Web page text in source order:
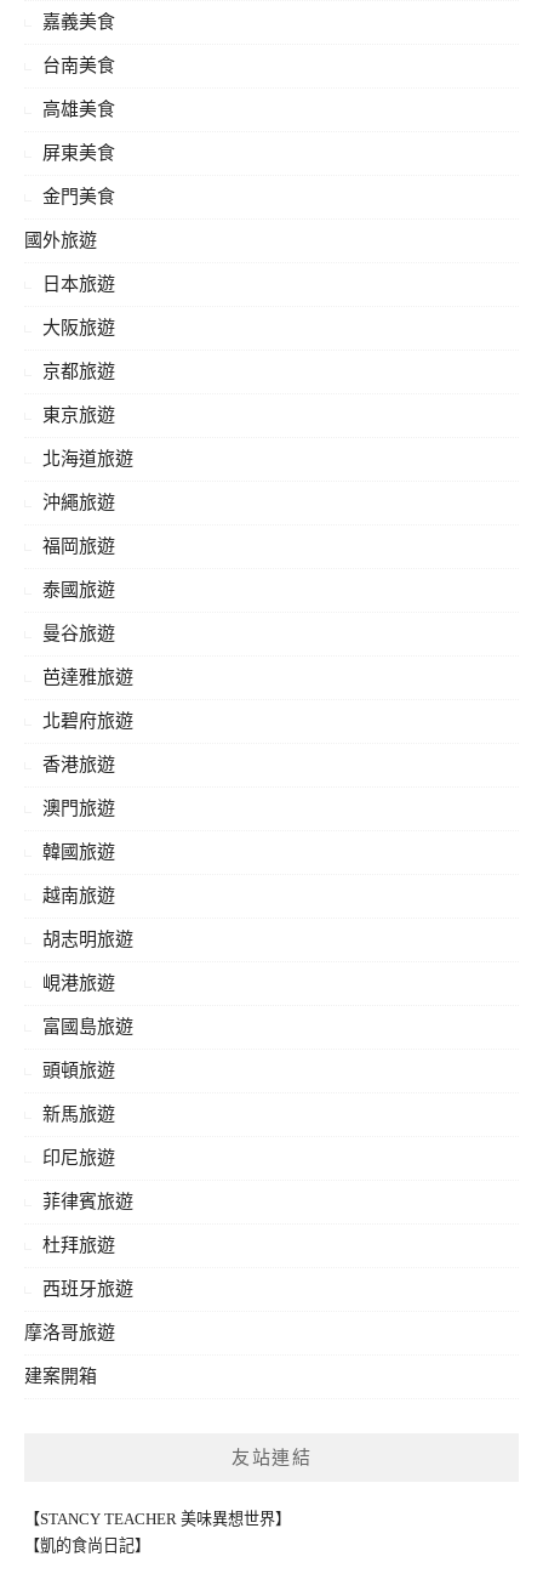
嘉義美食
台南美食
高雄美食
屏東美食
金門美食
國外旅遊
日本旅遊
大阪旅遊
京都旅遊
東京旅遊
北海道旅遊
沖繩旅遊
福岡旅遊
泰國旅遊
曼谷旅遊
芭達雅旅遊
北碧府旅遊
香港旅遊
澳門旅遊
韓國旅遊
越南旅遊
胡志明旅遊
峴港旅遊
富國島旅遊
頭頓旅遊
新馬旅遊
印尼旅遊
菲律賓旅遊
杜拜旅遊
西班牙旅遊
摩洛哥旅遊
建案開箱
友站連結
【STANCY TEACHER 美味異想世界】
【凱的食尚日記】